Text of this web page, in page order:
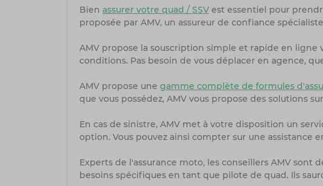
Bien assurer votre quad / SSVest essentiel pour
proposée par AMV, un assureur de confiance
AMV propose la souscription simple et rapide en
conditions. Pas besoin de vous déplacer en agence,
AMV propose une gamme complète de formules
que vous possédez, AMV vous propose des solutions
En cas de sinistre, AMV met à votre disposition un
option. Vous pouvez ainsi compter sur une assistance
Experts de l'assurance moto, les conseillers AMV
besoins spécifiques en tant que pilote de quad. Ils